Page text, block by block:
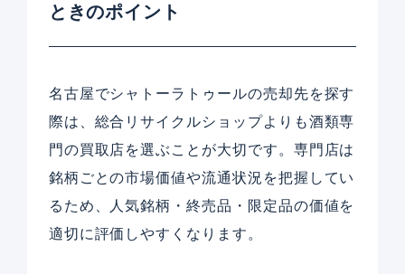
ときのポイント
名古屋でシャトーラトゥールの売却先を探す
際は、総合リサイクルショップよりも酒類専
門の買取店を選ぶことが大切です。専門店は
銘柄ごとの市場価値や流通状況を把握してい
るため、人気銘柄・終売品・限定品の価値を
適切に評価しやすくなります。